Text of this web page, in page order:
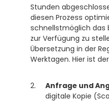
Stunden
diesen Prozess
schnellstmöglich das
zur Verfügung zu
Übersetzung in der
Werktagen. Hier ist
Anfrage und
digitale Kopie